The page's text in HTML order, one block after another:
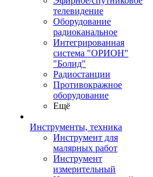
телевидение
Оборудование
радиоканальное
Интегрированная
система "ОРИОН"
"Болид"
Радиостанции
Противокражное
оборудование
Ещё
Инструменты, техника
Инструмент для
малярных работ
Инструмент
измерительный